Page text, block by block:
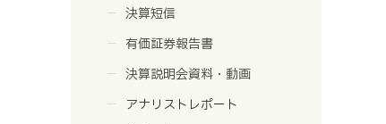
決算短信
有価証券報告書
決算説明会資料・動画
アナリストレポート